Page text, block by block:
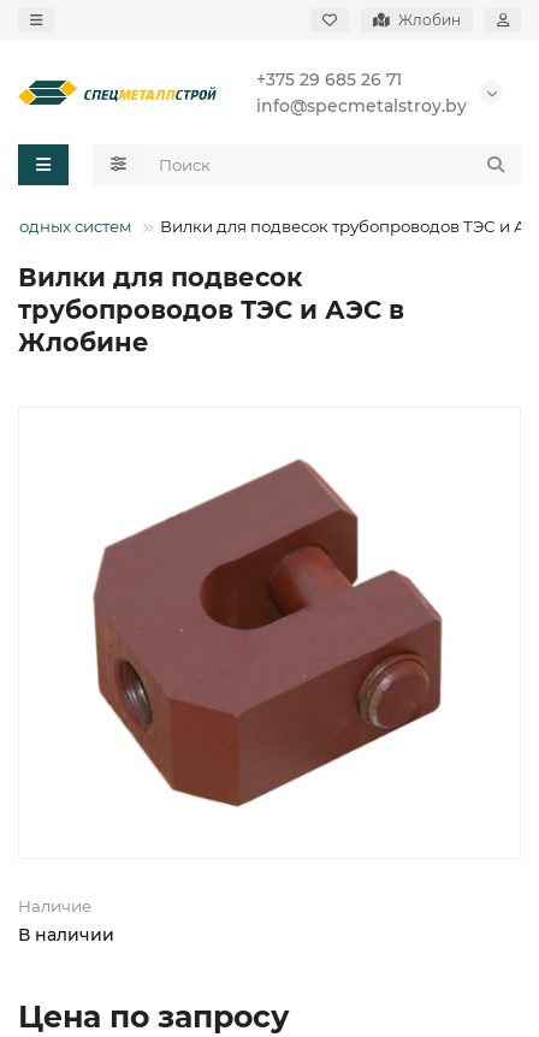
Жлобин
+375 29 685 26 71
info@specmetalstroy.by
систем Вилки для подвесок трубопроводов ТЭС и
Вилки для подвесок
трубопроводов ТЭС и АЭС в
Жлобине
Наличие
В наличии
Цена по запросу